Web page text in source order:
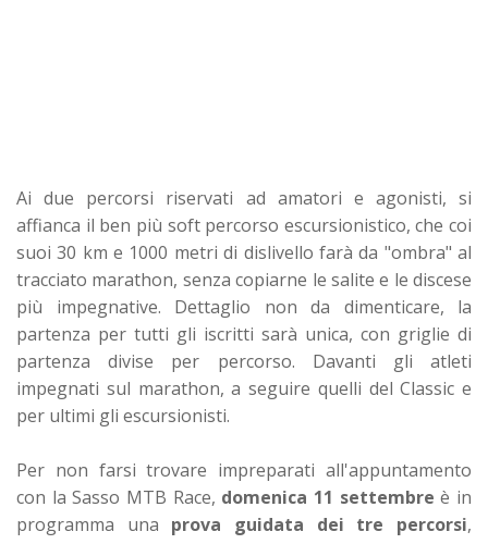
Ai due percorsi riservati ad amatori e agonisti, si
affianca il ben più soft percorso escursionistico, che coi
suoi 30 km e 1000 metri di dislivello farà da "ombra" al
tracciato marathon, senza copiarne le salite e le discese
più impegnative. Dettaglio non da dimenticare, la
partenza per tutti gli iscritti sarà unica, con griglie di
partenza divise per percorso. Davanti gli atleti
impegnati sul marathon, a seguire quelli del Classic e
per ultimi gli escursionisti.
Per non farsi trovare impreparati all'appuntamento
con la Sasso MTB Race, domenica 11 settembre è in
programma una prova guidata dei tre percorsi,